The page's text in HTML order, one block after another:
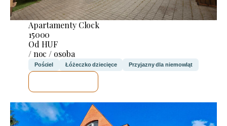
Apartamenty Clock
15000
Od HUF
/ noc / osoba
Pościel Łóżeczko dziecięce Przyjazny dla niemowląt